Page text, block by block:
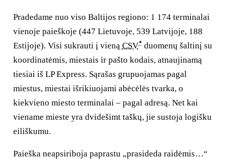
Pradedame nuo viso Baltijos regiono: 1 174 terminalai
vienoje paieškoje (447 Lietuvoje, 539 Latvijoje, 188
Estijoje). Visi sukrauti į vieną CSV* duomenų šaltinį su
koordinatėmis, miestais ir pašto kodais, atnaujinamą
tiesiai iš LP Express. Sąrašas grupuojamas pagal
miestus, miestai išrikiuojami abėcėlės tvarka, o
kiekvieno miesto terminalai – pagal adresą. Net kai
viename mieste yra dvidešimt taškų, jie sustoja logišku
eiliškumu.
Paieška neapsiriboja paprastu „prasideda raidėmis…“